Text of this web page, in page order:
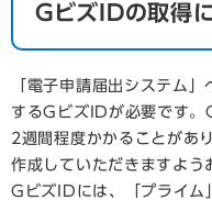
​GビズIDの取得
「電子申請届出システム
するGビズIDが必要です。
2週間程度かかることがあ
作成していただきますよう
GビズIDには、「プライム